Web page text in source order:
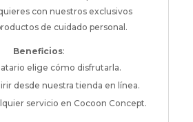
con nuestros exclusivos
de cuidado personal.
Beneficios:
elige cómo disfrutarla.
desde nuestra tienda en línea.
servicio en Cocoon Concept.